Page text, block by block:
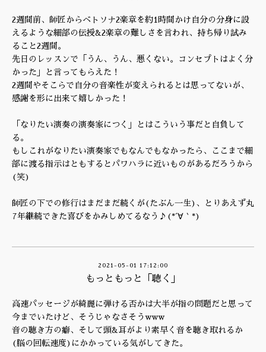
2週間前、師匠からベトソナ2楽章を約1時間かけ自分の分身に設
えるような細部の伝授&2楽章の難しさを言われ、持ち帰り試み
ること2週間。
先日のレッスンで「うん、うん、悪くない。コンセプトはよく分
かった」と言ってもらえた！
2週間やそこらで自分の音楽性が変えられるとは思ってないが、
感謝を形に出来て嬉しかった！
「なりたい演奏の演奏家につく」とはこういう事だと自負して
る。
もしこれがなりたい演奏家でもなんでもなかったら、ここまで細
部に渡る指示はともするとパワハラに近いものがあるだろうから
(笑)
師匠の下での修行はまだまだ続くが(たぶん一生)、とりあえず丸
7年継続できた喜びをかみしめてるなう♪(*´∀｀*)
2021-05-01 17:12:00
もっともっと「聴く」
高速パッセージが綺麗に弾ける否かは大半が指の問題だと思って
今までいたけど、そうじゃなさそうwww
音の聴き方の癖、そして頭&耳がより素早く音を聴き取れるか
(脳の回転速度)にかかっている気がしてきた。